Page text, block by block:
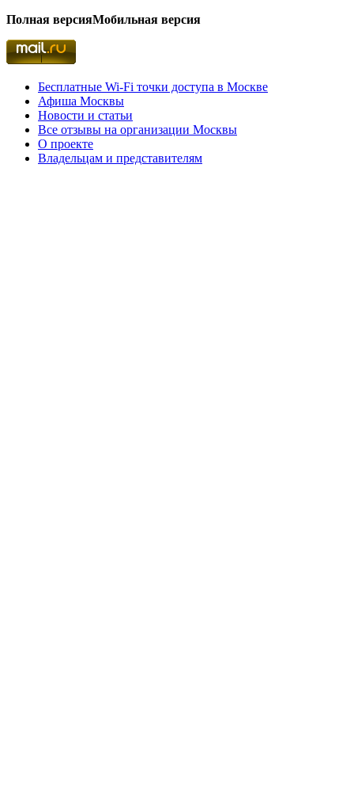
Полная версияМобильная версия
Бесплатные Wi-Fi точки доступа в Москве
Афиша Москвы
Новости и статьи
Все отзывы на организации Москвы
О проекте
Владельцам и представителям